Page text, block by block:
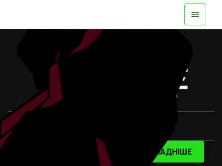
ПЕРЕГЛЯНУТИ ВІДЕО ДОКЛАДНІШЕ